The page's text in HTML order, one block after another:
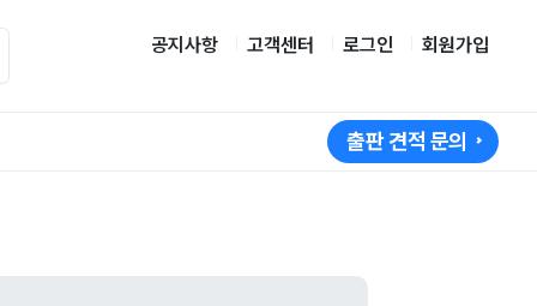
공지사항 고객센터 로그인 회원가입
출판 견적 문의